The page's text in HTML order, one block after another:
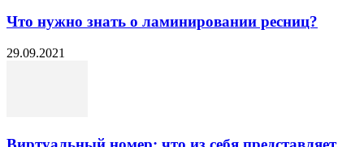
Что нужно знать о ламинировании ресниц?
29.09.2021